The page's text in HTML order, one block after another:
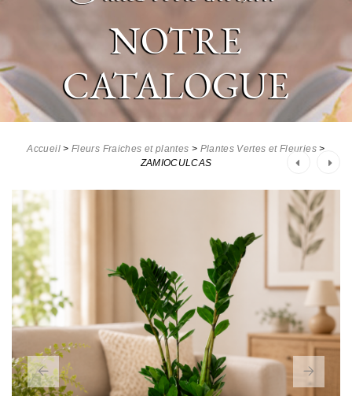
NOTRE
CATALOGUE
Accueil> Fleurs Fraiches et plantes > Plantes Vertes et Fleuries>
ZAMIOCULCAS
navigation